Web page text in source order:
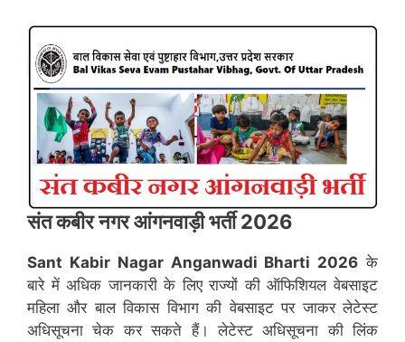
संत कबीर नगरआंगनवाड़ी भर्ती 2026
Sant Kabir Nagar Anganwadi Bharti 2026 के
बारे में अधिक जानकारी के लिए राज्यों की ऑफिशियल वेबसाइट
महिला और बाल विकास विभाग की वेबसाइट पर जाकर लेटेस्ट
अधिसूचना चेक कर सकते हैं। लेटेस्ट अधिसूचना की लिंक